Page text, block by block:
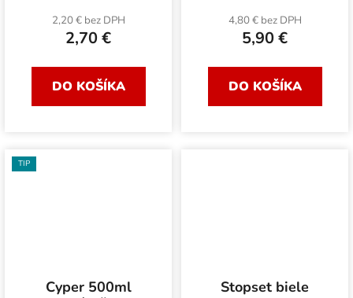
2,20 € bez DPH
2,70 €
DO KOŠÍKA
4,80 € bez DPH
5,90 €
DO KOŠÍKA
TIP
Cyper 500ml
Stopset biele